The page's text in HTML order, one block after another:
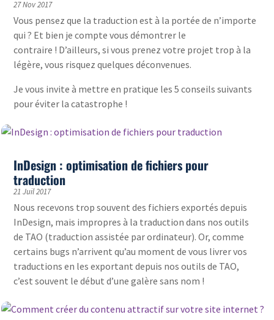
27 Nov 2017
Vous pensez que la traduction est à la portée de n’importe
qui ? Et bien je compte vous démontrer le
contraire ! D’ailleurs, si vous prenez votre projet trop à la
légère, vous risquez quelques déconvenues.
Je vous invite à mettre en pratique les 5 conseils suivants
pour éviter la catastrophe !
InDesign : optimisation de fichiers pour
traduction
21 Juil 2017
Nous recevons trop souvent des fichiers exportés depuis
InDesign, mais impropres à la traduction dans nos outils
de TAO (traduction assistée par ordinateur). Or, comme
certains bugs n’arrivent qu’au moment de vous livrer vos
traductions en les exportant depuis nos outils de TAO,
c’est souvent le début d’une galère sans nom !